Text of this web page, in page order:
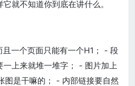
就不知道你到底在讲什么。
一个页面只能有一个H1； - 段
一上来就堆一堆字； - 图片加上
图是干嘛的； - 内部链接要自然